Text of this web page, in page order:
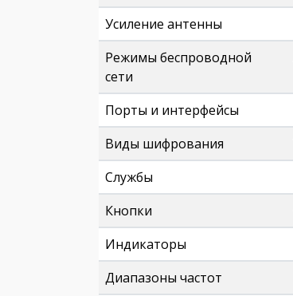
Усиление антенны
Режимы беспроводной
сети
Порты и интерфейсы
Виды шифрования
Службы
Кнопки
Индикаторы
Диапазоны частот